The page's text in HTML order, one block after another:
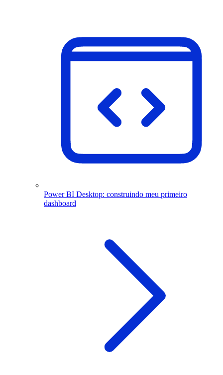
Power BI Desktop: construindo meu primeiro
dashboard